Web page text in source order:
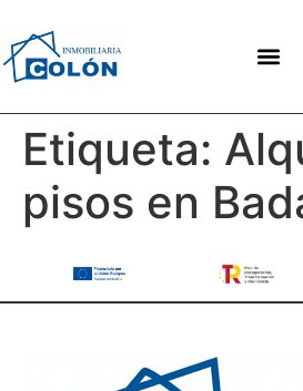
Etiqueta:
pisos en